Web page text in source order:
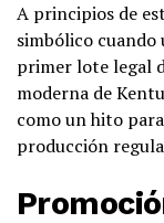
A principios de
simbólico
primer lote legal
moderna de
como un hito
producción